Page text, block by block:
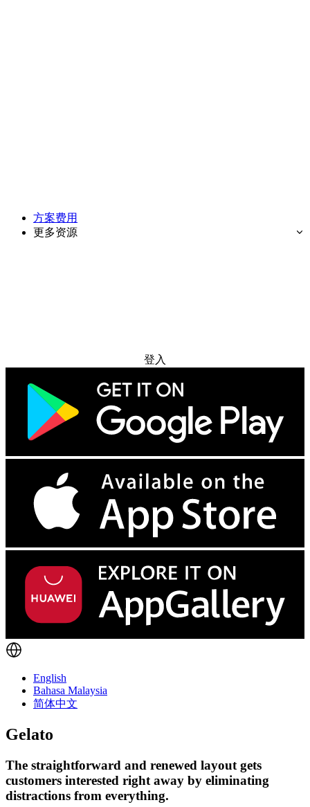
方案费用
更多资源
登入
English
Bahasa Malaysia
简体中文
Gelato
The straightforward and renewed layout gets
customers interested right away by eliminating
distractions from everything.